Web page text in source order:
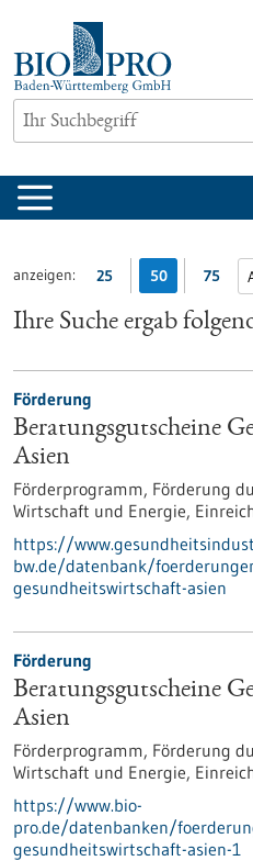
springen
anzeigen: 25 50 75
Ihre Suche ergab
Förderung
Beratungsgutscheine
Asien
Förderprogramm, Förderung
Wirtschaft und Energie,
https://
bw.de/datenbank/
gesundheitswirtschaft-asien
Förderung
Beratungsgutscheine
Asien
Förderprogramm, Förderung
Wirtschaft und Energie,
https://www.bio-
pro.de/datenbanken/
gesundheitswirtschaft-asien-1